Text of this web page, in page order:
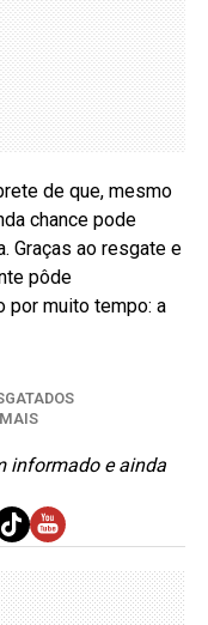
de que, mesmo
chance pode
Graças ao resgate e
pôde
por muito tempo: a
informado e ainda